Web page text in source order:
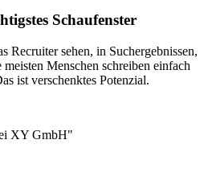
Schaufenster
Recruiter sehen, in Suchergebnissen,
Menschen schreiben einfach
ist verschenktes Potenzial.
XY GmbH"